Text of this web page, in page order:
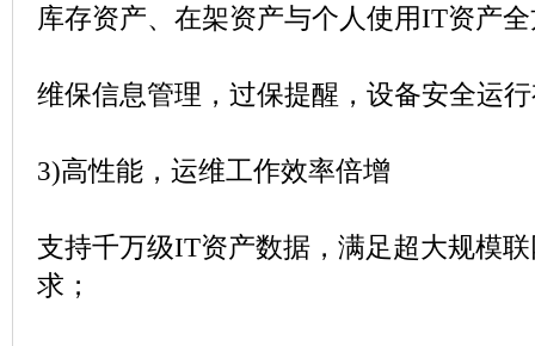
库存资产、在架资产与个人使用IT资产
维保信息管理，过保提醒，设备安全运
3)高性能，运维工作效率倍增
支持千万级IT资产数据，满足超大规模
求；